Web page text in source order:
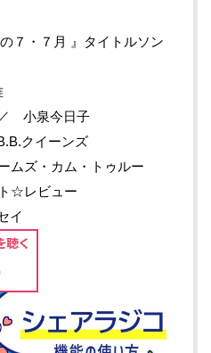
７・７月 』タイトルソン
小泉今日子
クイーンズ
ズ・カム・トゥルー
☆レビュー
イ